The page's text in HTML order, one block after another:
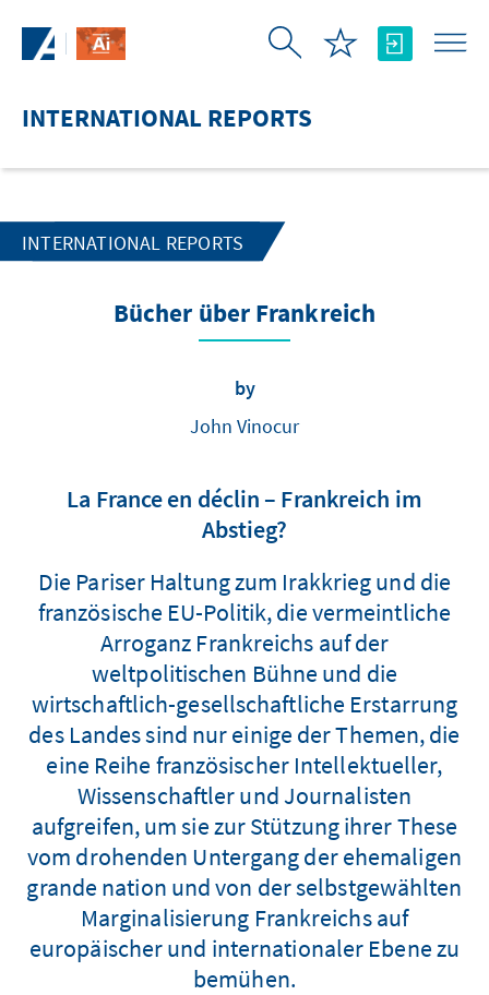
INTERNATIONAL REPORTS
INTERNATIONAL REPORTS
Bücher über Frankreich
by
John Vinocur
La France en déclin – Frankreich im
Abstieg?
Die Pariser Haltung zum Irakkrieg und die
französische EU-Politik, die vermeintliche
Arroganz Frankreichs auf der
weltpolitischen Bühne und die
wirtschaftlich-gesellschaftliche Erstarrung
des Landes sind nur einige der Themen, die
eine Reihe französischer Intellektueller,
Wissenschaftler und Journalisten
aufgreifen, um sie zur Stützung ihrer These
vom drohenden Untergang der ehemaligen
grande nation und von der selbstgewählten
Marginalisierung Frankreichs auf
europäischer und internationaler Ebene zu
bemühen.